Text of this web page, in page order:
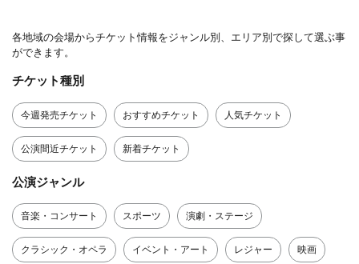
各地域の会場からチケット情報をジャンル別、エリア別で探して選ぶ事
ができます。
チケット種別
今週発売チケット おすすめチケット 人気チケット
公演間近チケット 新着チケット
公演ジャンル
音楽・コンサート スポーツ 演劇・ステージ
クラシック・オペラ イベント・アート レジャー 映画